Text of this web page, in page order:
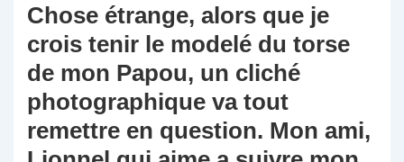
Chose étrange, alors que je
crois tenir le modelé du torse
de mon Papou, un cliché
photographique va tout
remettre en question. Mon ami,